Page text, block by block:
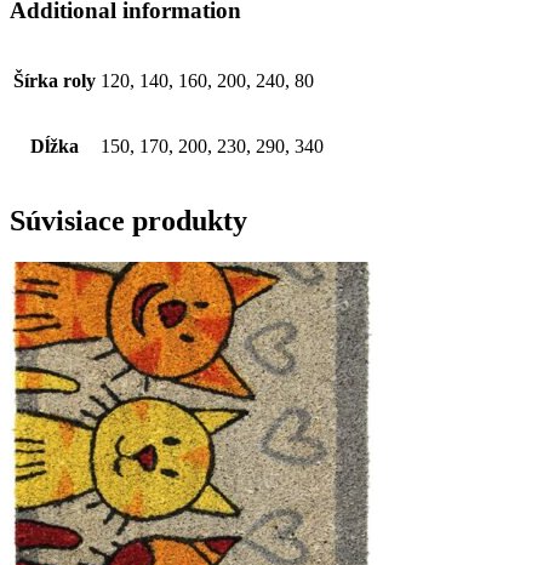
Additional information
Šírka roly 120, 140, 160, 200, 240, 80
Dĺžka 150, 170, 200, 230, 290, 340
Súvisiace produkty